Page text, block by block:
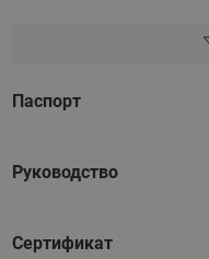
Паспорт
Руководство
Сертификат